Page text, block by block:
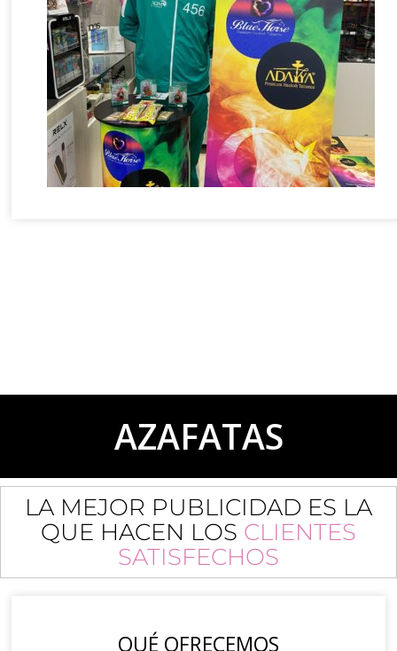
AZAFATAS
LA MEJOR PUBLICIDAD ES LA
QUE HACEN LOS CLIENTES
SATISFECHOS
QUÉ OFRECEMOS